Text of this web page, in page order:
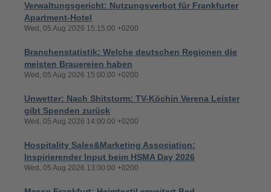
Verwaltungsgericht: Nutzungsverbot für Frankfurter
Apartment-Hotel
Wed, 05 Aug 2026 15:15:00 +0200
Branchenstatistik: Welche deutschen Regionen die
meisten Brauereien haben
Wed, 05 Aug 2026 15:00:00 +0200
Unwetter: Nach Shitstorm: TV-Köchin Verena Leister
gibt Spenden zurück
Wed, 05 Aug 2026 14:00:00 +0200
Hospitality Sales&Marketing Association:
Inspirierender Input beim HSMA Day 2026
Wed, 05 Aug 2026 13:00:00 +0200